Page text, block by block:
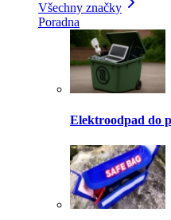
Všechny značky
Poradna
Elektroodpad do